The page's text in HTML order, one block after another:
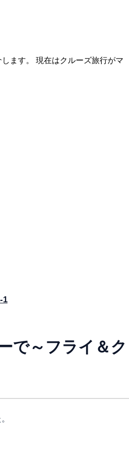
ます。 現在はクルーズ旅行がマ
1
で～フライ＆ク